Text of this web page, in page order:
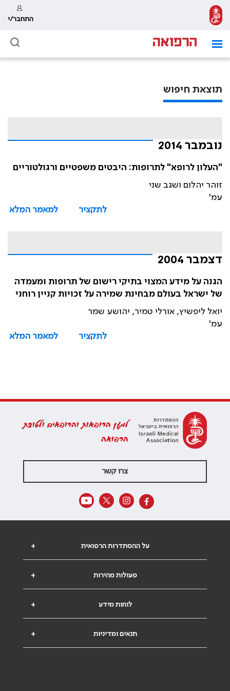
התחבר/י
תוצאת חיפוש
נובמבר 2014
"העלון לרופא" לתרופות: היבטים משפטיים ורגולטוריים
זוהר יהלום ושגב שני
עמ'
לתקציר
למאמר המלא
דצמבר 2004
הגנה על מידע המצוי בתיקי רישום של תרופות ומעמדה
של ישראל בעולם מבחינת שמירה על זכויות קניין רוחני
יואל ליפשיץ, אורלי טמיר, יהושע שמר
עמ'
לתקציר
למאמר המלא
למען הרופאות והרופאים ולטובת
הרפואה
צרו קשר
+ על ההסתדרות הרפואית
+ פעולות מהירות
+ לוחות מידע
+ תנאים ומדיניות